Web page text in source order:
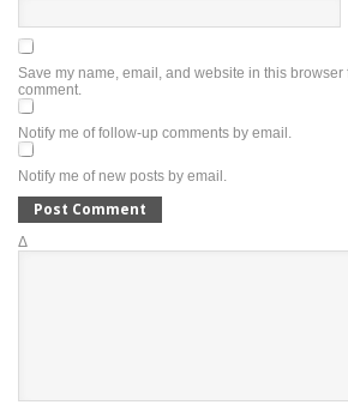
Save my name, email, and website in this browser
comment.
Notify me of follow-up comments by email.
Notify me of new posts by email.
Δ